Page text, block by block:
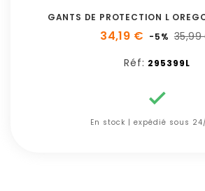
GANTS DE PROTECTION L
34,19 € -5%
Réf: 295399L

En stock | expédié sous